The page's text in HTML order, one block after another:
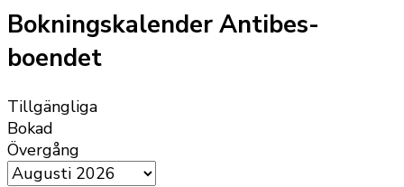
Bokningskalender Antibes-
boendet
Tillgängliga
Bokad
Övergång